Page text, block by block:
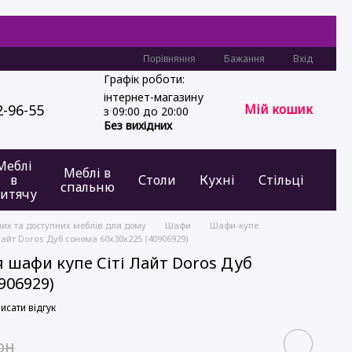
Порівняння Бажання Вхід
96-55
Графік роботи:
інтернет-магазину
з 09:00 до 20:00
Без вихідних
Мій кошик
в
Меблі в
спальню
Столи Кухні Стільці
та доступних меблів для дому Шафи
Шафи-купе
Doros Дуб сонома 60х30х225 (40906929)
купе Сіті Лайт Doros Дуб
відгук